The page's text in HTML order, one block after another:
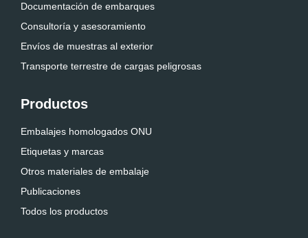
Documentación de embarques
Consultoría y asesoramiento
Envíos de muestras al exterior
Transporte terrestre de cargas peligrosas
Productos
Embalajes homologados ONU
Etiquetas y marcas
Otros materiales de embalaje
Publicaciones
Todos los productos